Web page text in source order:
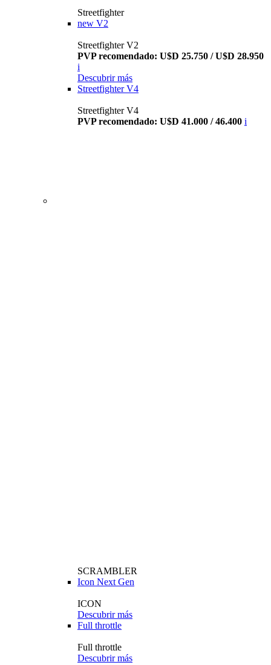
Streetfighter
new V2
Streetfighter V2
PVP recomendado: U$D 25.750 / U$D 28.950
i
Descubrir más
Streetfighter V4
Streetfighter V4
PVP recomendado: U$D 41.000 / 46.400 i
SCRAMBLER
Icon Next Gen
ICON
Descubrir más
Full throttle
Full throttle
Descubrir más